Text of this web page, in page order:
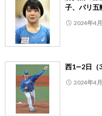
子、パリ五
2024年4
西1―2日（
2024年4